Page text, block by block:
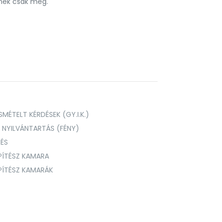
KÉRDÉSEK (GY.I.K.)
NYILVÁNTARTÁS (FÉNY)
KAMARA
KAMARÁK